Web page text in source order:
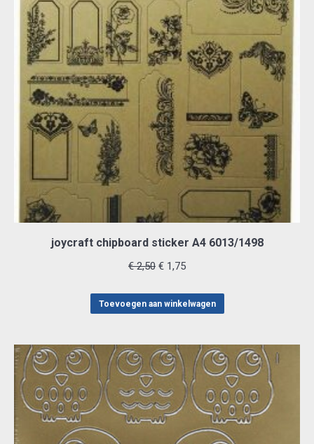
joycraft chipboard sticker A4 6013/1498
€2,50 Oorspronkelijke
was:
€ 1,75Huidige
is:
Toevoegen aan winkelwagen